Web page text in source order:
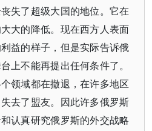
失了超级大国的地位。它在
大的降低。现在西方人表面
益的样子，但是实际告诉俄
上不能再提出任何条件了。
领域都在撤退，在许多地区
去了盟友。因此许多俄罗斯
认真研究俄罗斯的外交战略